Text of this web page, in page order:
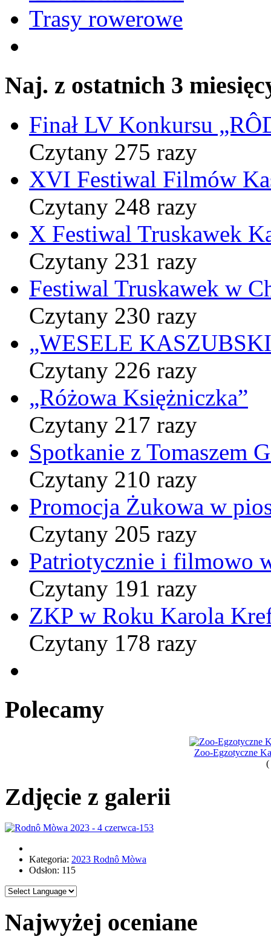
Trasy rowerowe
Naj. z ostatnich 3
Finał LV Konkursu
Czytany 275 razy
XVI Festiwal Filmów
Czytany 248 razy
X Festiwal Truskawek
Czytany 231 razy
Festiwal Truskawek w
Czytany 230 razy
„WESELE
Czytany 226 razy
„Różowa Księżniczka”
Czytany 217 razy
Spotkanie z Tomaszem
Czytany 210 razy
Promocja Żukowa w
Czytany 205 razy
Patriotycznie i filmowo
Czytany 191 razy
ZKP w Roku Karola
Czytany 178 razy
Polecamy
Zoo-Egzotyczne
(
Zdjęcie z galerii
Kategoria: 2023 Rodnô Mòwa
Odsłon: 115
Najwyżej oceniane